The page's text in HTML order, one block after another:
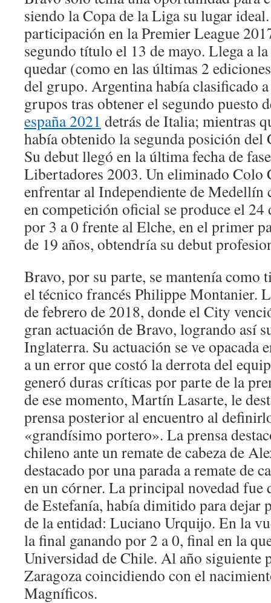
siendo la Copa de la Liga su lugar
participación en la Premier League
segundo título el 13 de mayo. Llega a
quedar (como en las últimas 2
del grupo. Argentina había clasificado a
grupos tras obtener el segundo puesto
españa 2021 detrás de Italia; mientras
había obtenido la segunda posición
Su debut llegó en la última fecha de
Libertadores 2003. Un eliminado Colo
enfrentar al Independiente de Medellín
en competición oficial se produce el
por 3 a 0 frente al Elche, en el primer
de 19 años, obtendría su debut
Bravo, por su parte, se mantenía
el técnico francés Philippe Montanier.
de febrero de 2018, donde el City
gran actuación de Bravo, logrando así
Inglaterra. Su actuación se ve opacada
a un error que costó la derrota del
generó duras críticas por parte de la
de ese momento, Martín Lasarte, le
prensa posterior al encuentro al
«grandísimo portero». La prensa
chileno ante un remate de cabeza de
destacado por una parada a remate de
en un córner. La principal novedad fue
de Estefanía, había dimitido para dejar
de la entidad: Luciano Urquijo. En la
la final ganando por 2 a 0, final en la
Universidad de Chile. Al año siguiente
Zaragoza coincidiendo con el
Magníficos.